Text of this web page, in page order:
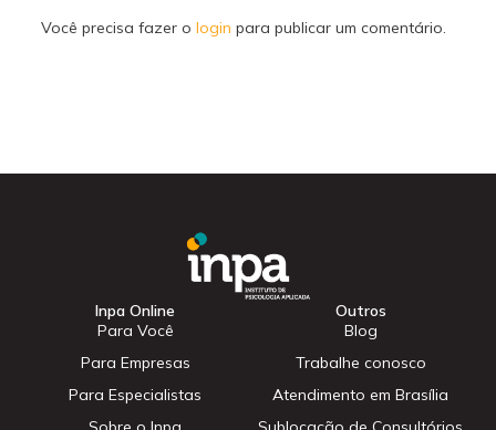
Você precisa fazer o login para publicar um comentário.
Inpa Online
Para Você
Para Empresas
Para Especialistas
Outros
Blog
Trabalhe conosco
Atendimento em Brasília